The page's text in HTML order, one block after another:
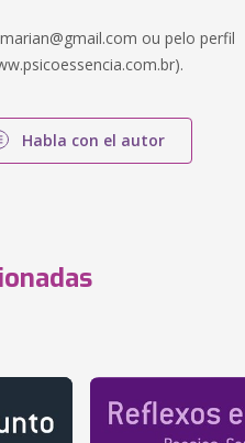
ou pelo perfil
Habla con el autor